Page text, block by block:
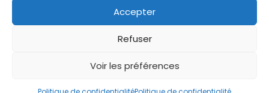
Accepter
Refuser
Voir les préférences
Louer mon matériel